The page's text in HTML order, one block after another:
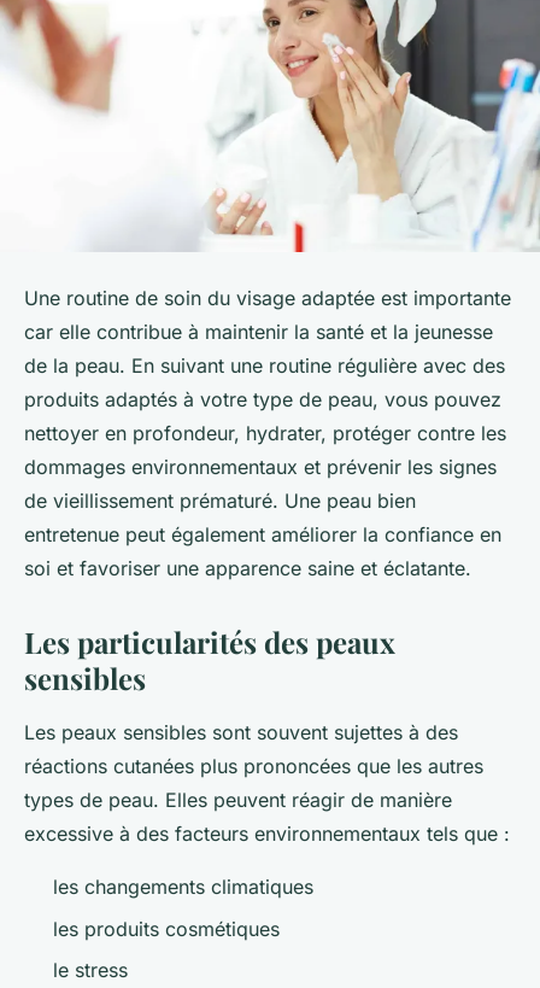
Une routine de soin du visage adaptée est importante
car elle contribue à maintenir la santé et la jeunesse
de la peau. En suivant une routine régulière avec des
produits adaptés à votre type de peau, vous pouvez
nettoyer en profondeur, hydrater, protéger contre les
dommages environnementaux et prévenir les signes
de vieillissement prématuré. Une peau bien
entretenue peut également améliorer la confiance en
soi et favoriser une apparence saine et éclatante.
Les particularités des peaux
sensibles
Les peaux sensibles sont souvent sujettes à des
réactions cutanées plus prononcées que les autres
types de peau. Elles peuvent réagir de manière
excessive à des facteurs environnementaux tels que :
les changements climatiques
les produits cosmétiques
le stress